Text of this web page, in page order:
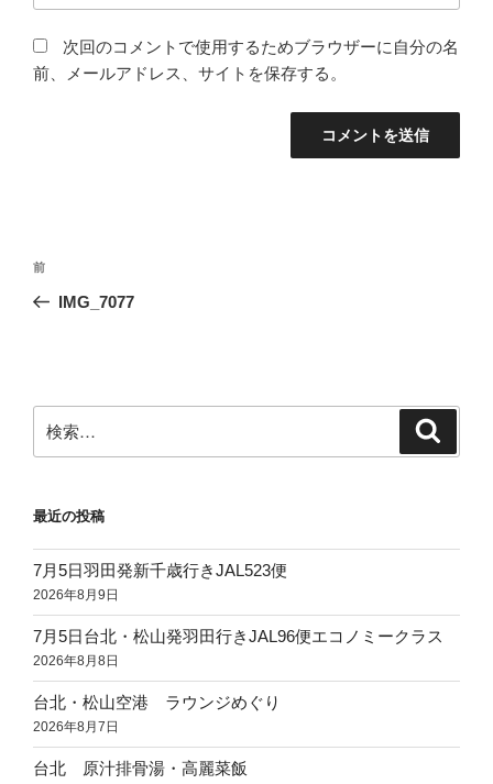
次回のコメントで使用するためブラウザーに自分の名
前、メールアドレス、サイトを保存する。
投
ナ
ー
シ
前
の
前
IMG_7077
索:
最近の投稿
7月5日羽田発新千歳行きJAL523便
2026年8月9日
7月5日台北・松山発羽田行きJAL96便エコノミークラス
2026年8月8日
台北・松山空港 ラウンジめぐり
2026年8月7日
台北 原汁排骨湯・高麗菜飯